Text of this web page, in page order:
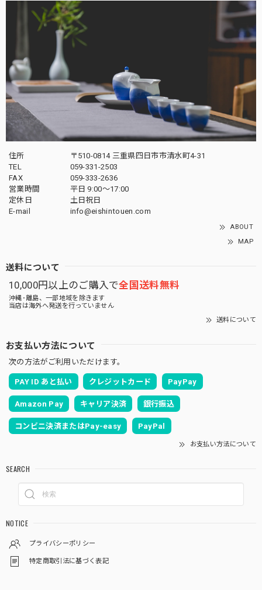
住所
〒510-0814 三重県四日市市清水町4-31
TEL
059-331-2503
FAX
059-333-2636
営業時間
平日 9:00～17:00
定休日
土日祝日
E-mail
info@eishintouen.com
ABOUT
MAP
送料について
10,000円以上のご購入で全国送料無料
沖縄･離島、一部地域を除きます
当店は海外へ発送を行っていません
送料について
お支払い方法について
次の方法がご利用いただけます。
PAY ID あと払い クレジットカード PayPay
Amazon Pay キャリア決済 銀行振込
コンビニ決済またはPay-easy PayPal
お支払い方法について
SEARCH
NOTICE
プライバシーポリシー
特定商取引法に基づく表記